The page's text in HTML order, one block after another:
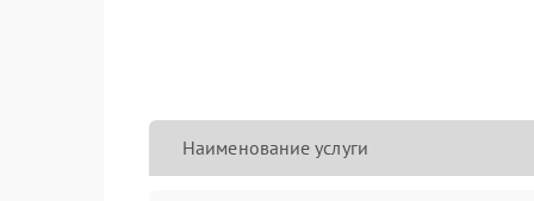
Наименование услуги